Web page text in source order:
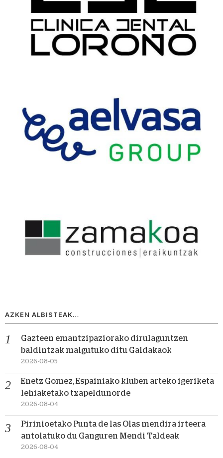
AZKEN ALBISTEAK…
Gazteen emantzipaziorako dirulaguntzen
baldintzak malgutuko ditu Galdakaok
2026-08-05
Enetz Gomez, Espainiako kluben arteko igeriketa
lehiaketako txapeldunorde
2026-08-04
Pirinioetako Punta de las Olas mendira irteera
antolatuko du Ganguren Mendi Taldeak
2026-08-04